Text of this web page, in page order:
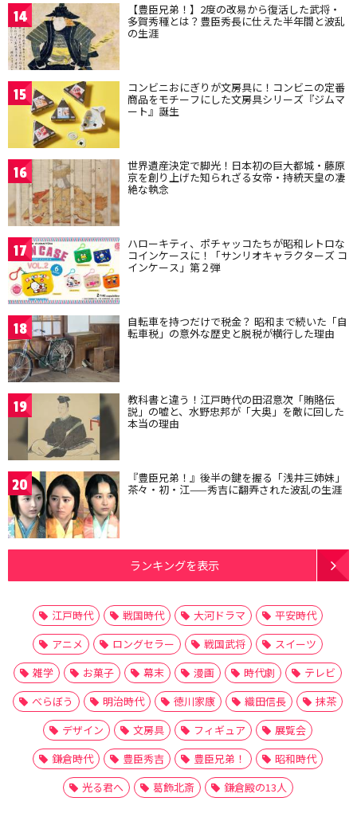
14 【豊臣兄弟！】2度の改易から復活した武将・
多賀秀種とは？豊臣秀長に仕えた半年間と波乱
の生涯
15 コンビニおにぎりが文房具に！コンビニの定番
商品をモチーフにした文房具シリーズ『ジムマ
ート』誕生
16 世界遺産決定で脚光！日本初の巨大都城・藤原
京を創り上げた知られざる女帝・持統天皇の凄
絶な執念
17 ハローキティ、ポチャッコたちが昭和レトロな
コインケースに！「サンリオキャラクターズ コ
インケース」第２弾
18 自転車を持つだけで税金？ 昭和まで続いた「自
転車税」の意外な歴史と脱税が横行した理由
19 教科書と違う！江戸時代の田沼意次「賄賂伝
説」の嘘と、水野忠邦が「大奥」を敵に回した
本当の理由
20 『豊臣兄弟！』後半の鍵を握る「浅井三姉妹」
茶々・初・江——秀吉に翻弄された波乱の生涯
ランキングを表示
江戸時代 戦国時代 大河ドラマ
平安時代
アニメ
ロングセラー 戦国武将
スイーツ
雑学
お菓子 幕末 漫画 時代劇
テレビ
べらぼう
明治時代 徳川家康 織田信長
抹茶
デザイン
文房具 フィギュア
展覧会
鎌倉時代
豊臣秀吉 豊臣兄弟！
昭和時代
光る君へ
葛飾北斎 鎌倉殿の13人